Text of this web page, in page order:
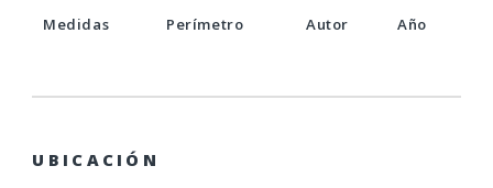
Medidas Perímetro Autor Año
UBICACIÓN